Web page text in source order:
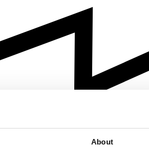
About